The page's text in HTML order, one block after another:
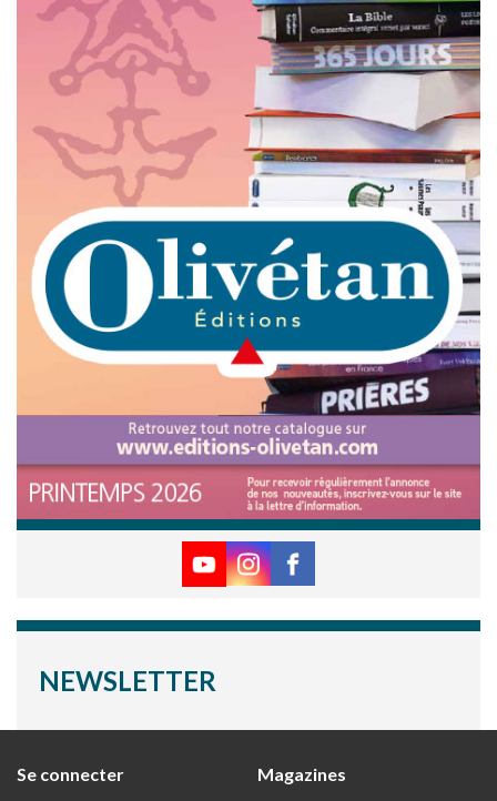
NEWSLETTER
Se connecter
Magazines